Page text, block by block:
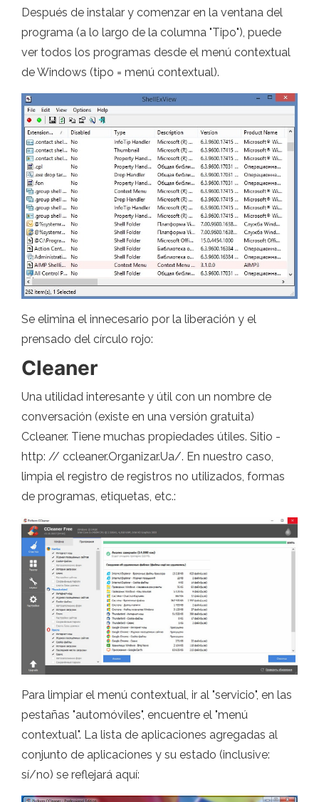
Después de instalar y comenzar en la ventana del
programa (a lo largo de la columna "Tipo"), puede
ver todos los programas desde el menú contextual
de Windows (tipo = menú contextual).
Se elimina el innecesario por la liberación y el
prensado del círculo rojo:
Cleaner
Una utilidad interesante y útil con un nombre de
conversación (existe en una versión gratuita)
Ccleaner. Tiene muchas propiedades útiles. Sitio -
http: // ccleaner.Organizar.Ua/. En nuestro caso,
limpia el registro de registros no utilizados, formas
de programas, etiquetas, etc.:
Para limpiar el menú contextual, ir al "servicio", en las
pestañas "automóviles", encuentre el "menú
contextual". La lista de aplicaciones agregadas al
conjunto de aplicaciones y su estado (inclusive:
sí/no) se reflejará aquí: